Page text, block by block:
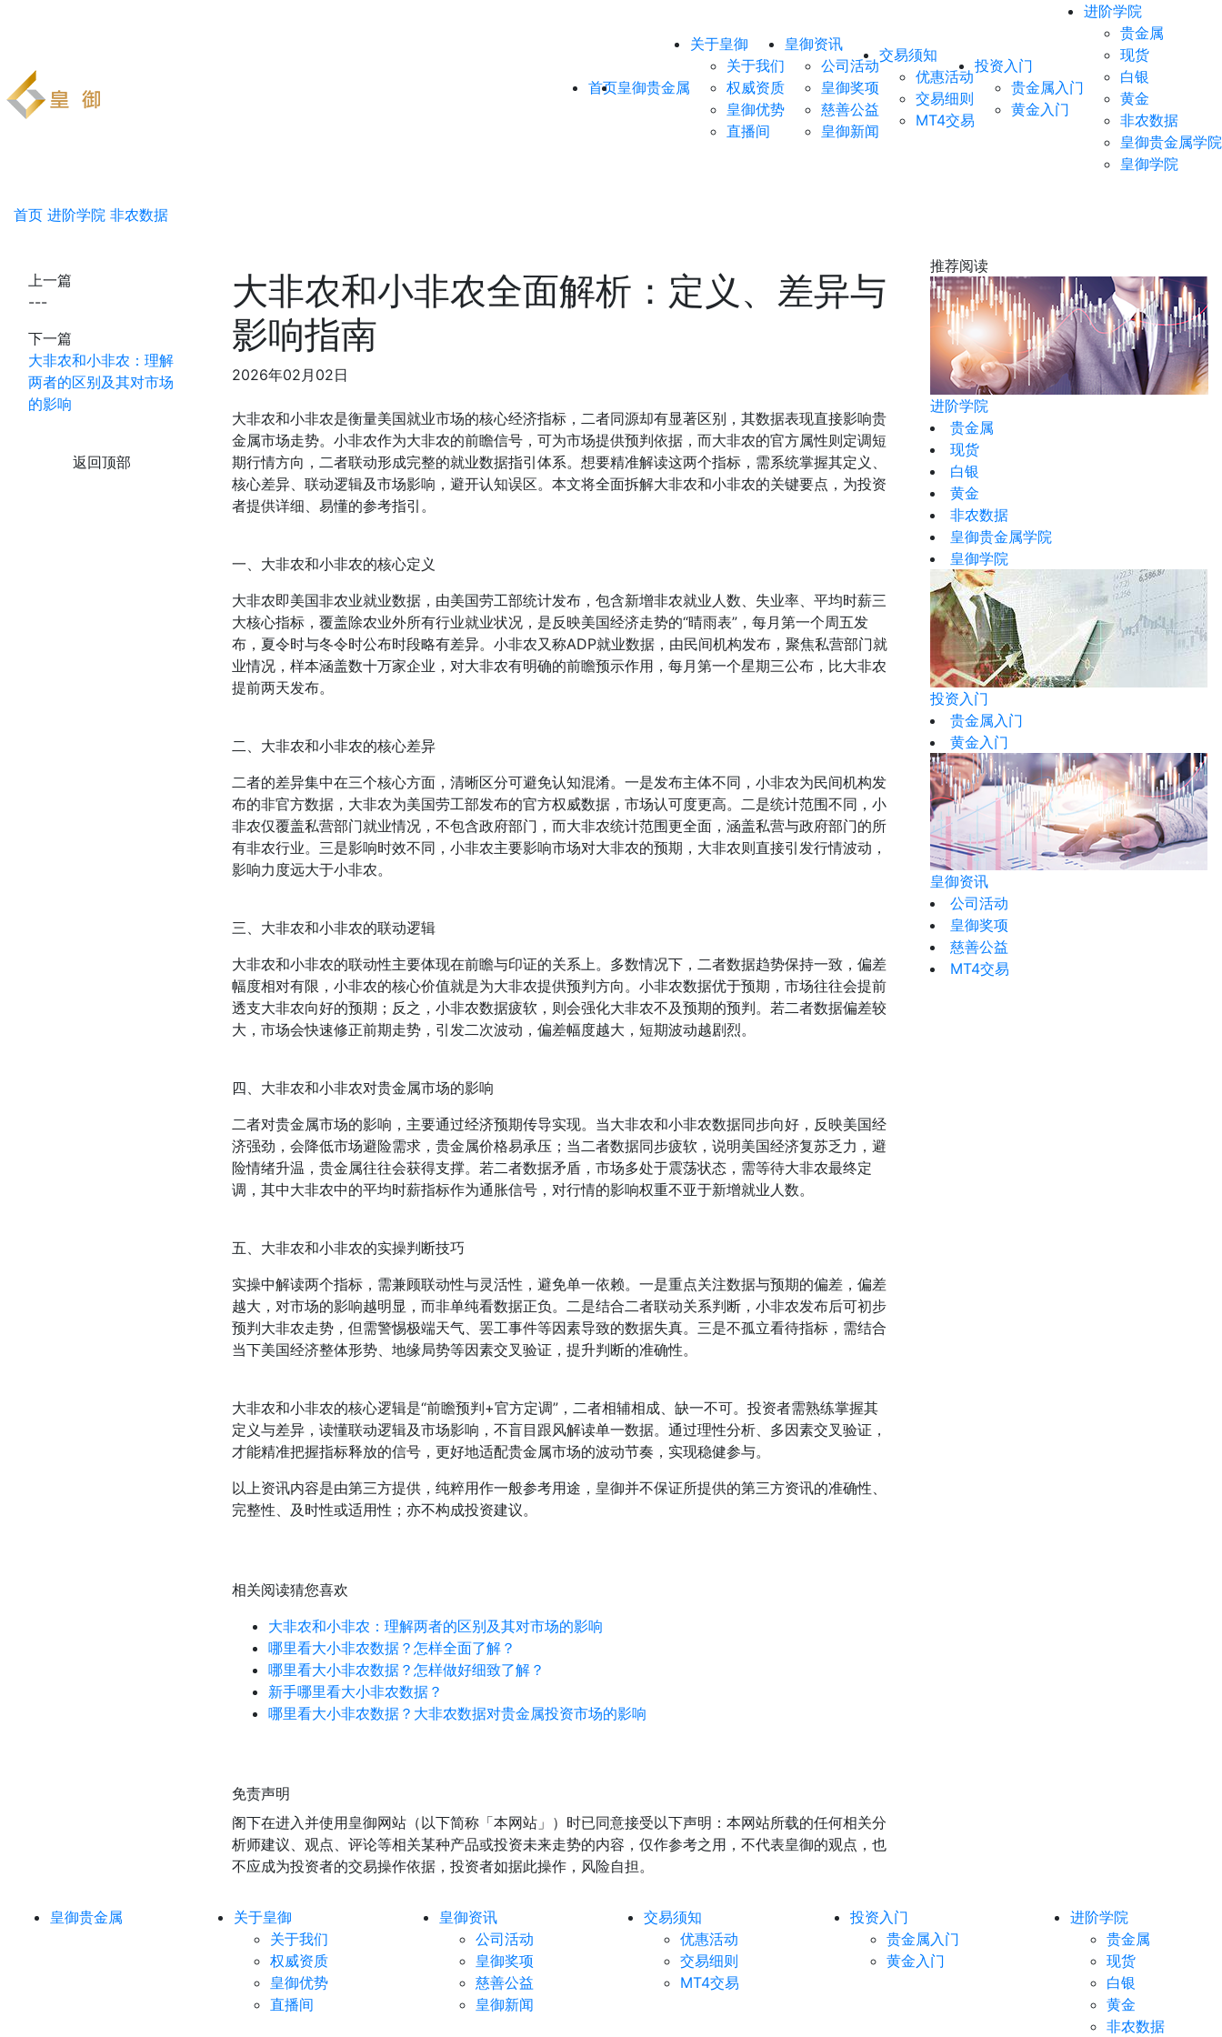
首页皇御贵金属
关于皇御
关于我们
权威资质
皇御优势
直播间
皇御资讯
公司活动
皇御奖项
慈善公益
皇御新闻
交易须知
优惠活动
交易细则
MT4交易
投资入门
贵金属入门
黄金入门
进阶学院
贵金属
现货
白银
黄金
非农数据
皇御贵金属学院
皇御学院
首页 进阶学院 非农数据
大非农和小非农全面解析：定义、差异与
影响指南
2026年02月02日
大非农和小非农是衡量美国就业市场的核心经济指标，二者同源却有显著区别，其数据表现直接影响贵
金属市场走势。小非农作为大非农的前瞻信号，可为市场提供预判依据，而大非农的官方属性则定调短
期行情方向，二者联动形成完整的就业数据指引体系。想要精准解读这两个指标，需系统掌握其定义、
核心差异、联动逻辑及市场影响，避开认知误区。本文将全面拆解大非农和小非农的关键要点，为投资
者提供详细、易懂的参考指引。
一、大非农和小非农的核心定义
大非农即美国非农业就业数据，由美国劳工部统计发布，包含新增非农就业人数、失业率、平均时薪三
大核心指标，覆盖除农业外所有行业就业状况，是反映美国经济走势的“晴雨表”，每月第一个周五发
布，夏令时与冬令时公布时段略有差异。小非农又称ADP就业数据，由民间机构发布，聚焦私营部门就
业情况，样本涵盖数十万家企业，对大非农有明确的前瞻预示作用，每月第一个星期三公布，比大非农
提前两天发布。
二、大非农和小非农的核心差异
二者的差异集中在三个核心方面，清晰区分可避免认知混淆。一是发布主体不同，小非农为民间机构发
布的非官方数据，大非农为美国劳工部发布的官方权威数据，市场认可度更高。二是统计范围不同，小
非农仅覆盖私营部门就业情况，不包含政府部门，而大非农统计范围更全面，涵盖私营与政府部门的所
有非农行业。三是影响时效不同，小非农主要影响市场对大非农的预期，大非农则直接引发行情波动，
影响力度远大于小非农。
三、大非农和小非农的联动逻辑
大非农和小非农的联动性主要体现在前瞻与印证的关系上。多数情况下，二者数据趋势保持一致，偏差
幅度相对有限，小非农的核心价值就是为大非农提供预判方向。小非农数据优于预期，市场往往会提前
透支大非农向好的预期；反之，小非农数据疲软，则会强化大非农不及预期的预判。若二者数据偏差较
大，市场会快速修正前期走势，引发二次波动，偏差幅度越大，短期波动越剧烈。
四、大非农和小非农对贵金属市场的影响
二者对贵金属市场的影响，主要通过经济预期传导实现。当大非农和小非农数据同步向好，反映美国经
济强劲，会降低市场避险需求，贵金属价格易承压；当二者数据同步疲软，说明美国经济复苏乏力，避
险情绪升温，贵金属往往会获得支撑。若二者数据矛盾，市场多处于震荡状态，需等待大非农最终定
调，其中大非农中的平均时薪指标作为通胀信号，对行情的影响权重不亚于新增就业人数。
五、大非农和小非农的实操判断技巧
实操中解读两个指标，需兼顾联动性与灵活性，避免单一依赖。一是重点关注数据与预期的偏差，偏差
越大，对市场的影响越明显，而非单纯看数据正负。二是结合二者联动关系判断，小非农发布后可初步
预判大非农走势，但需警惕极端天气、罢工事件等因素导致的数据失真。三是不孤立看待指标，需结合
当下美国经济整体形势、地缘局势等因素交叉验证，提升判断的准确性。
大非农和小非农的核心逻辑是“前瞻预判+官方定调”，二者相辅相成、缺一不可。投资者需熟练掌握其
定义与差异，读懂联动逻辑及市场影响，不盲目跟风解读单一数据。通过理性分析、多因素交叉验证，
才能精准把握指标释放的信号，更好地适配贵金属市场的波动节奏，实现稳健参与。
以上资讯内容是由第三方提供，纯粹用作一般参考用途，皇御并不保证所提供的第三方资讯的准确性、
完整性、及时性或适用性；亦不构成投资建议。
相关阅读猜您喜欢
大非农和小非农：理解两者的区别及其对市场的影响
哪里看大小非农数据？怎样全面了解？
哪里看大小非农数据？怎样做好细致了解？
新手哪里看大小非农数据？
哪里看大小非农数据？大非农数据对贵金属投资市场的影响
免责声明
阁下在进入并使用皇御网站（以下简称「本网站」）时已同意接受以下声明：本网站所载的任何相关分
析师建议、观点、评论等相关某种产品或投资未来走势的内容，仅作参考之用，不代表皇御的观点，也
不应成为投资者的交易操作依据，投资者如据此操作，风险自担。
上一篇
---
下一篇
大非农和小非农：理解
两者的区别及其对市场
的影响
返回顶部
推荐阅读
进阶学院
贵金属
现货
白银
黄金
非农数据
皇御贵金属学院
皇御学院
投资入门
贵金属入门
黄金入门
皇御资讯
公司活动
皇御奖项
慈善公益
MT4交易
皇御贵金属
关于皇御
关于我们
权威资质
皇御优势
直播间
皇御资讯
公司活动
皇御奖项
慈善公益
皇御新闻
交易须知
优惠活动
交易细则
MT4交易
投资入门
贵金属入门
黄金入门
进阶学院
贵金属
现货
白银
黄金
非农数据